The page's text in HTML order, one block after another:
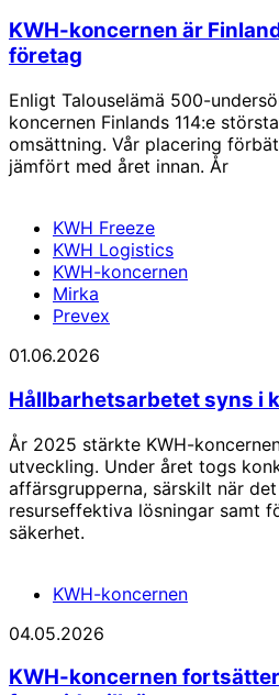
KWH-koncernen är
företag
Enligt Talouselämä 500-
koncernen Finlands 114:e
omsättning. Vår placering
jämfört med året innan. År
KWH Freeze
KWH Logistics
KWH-koncernen
Mirka
Prevex
01.06.2026
Hållbarhetsarbetet syns i
År 2025 stärkte KWH-
utveckling. Under året togs
affärsgrupperna, särskilt när
resurseffektiva lösningar samt
säkerhet.
KWH-koncernen
04.05.2026
KWH-koncernen